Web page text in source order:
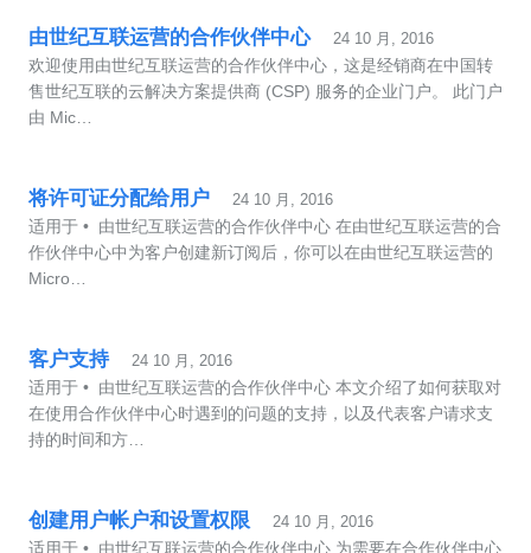
由世纪互联运营的合作伙伴中心 24 10 月, 2016
欢迎使用由世纪互联运营的合作伙伴中心，这是经销商在中国转
售世纪互联的云解决方案提供商 (CSP) 服务的企业门户。 此门户
由 Mic…
将许可证分配给用户 24 10 月, 2016
适用于 • 由世纪互联运营的合作伙伴中心 在由世纪互联运营的合
作伙伴中心中为客户创建新订阅后，你可以在由世纪互联运营的
Micro…
客户支持 24 10 月, 2016
适用于 • 由世纪互联运营的合作伙伴中心 本文介绍了如何获取对
在使用合作伙伴中心时遇到的问题的支持，以及代表客户请求支
持的时间和方…
创建用户帐户和设置权限 24 10 月, 2016
适用于 • 由世纪互联运营的合作伙伴中心 为需要在合作伙伴中心